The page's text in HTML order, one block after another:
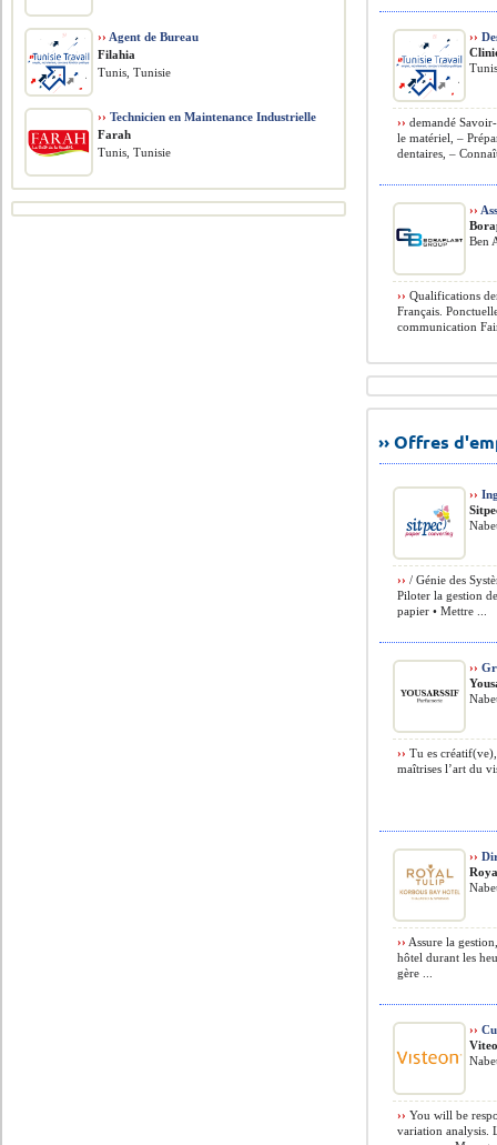
››
›› demandé
le matériel, –
dentaires, –
››
Ben
›› Qualifications
Français.
communication
›› Offres
››
›› / Génie des
Piloter la gestion
papier • Mettre ...
››
›› Tu es
maîtrises l’art du
››
›› Assure la
hôtel durant les
gère ...
››
›› You will be
variation analysis.
›› Agent de Bureau
Filahia
Tunis, Tunisie
›› Technicien en Maintenance Industrielle
Farah
Tunis, Tunisie